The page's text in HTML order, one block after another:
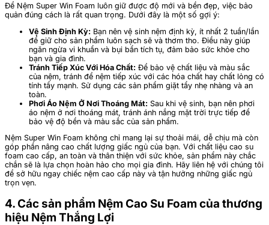
Để Nệm Super Win Foam luôn giữ được độ mới và bền đẹp, việc bảo
quản đúng cách là rất quan trọng. Dưới đây là một số gợi ý:
Vệ Sinh Định Kỳ: Bạn nên vệ sinh nệm định kỳ, ít nhất 2 tuần/lần
để giữ cho sản phẩm luôn sạch sẽ và thơm tho. Điều này giúp
ngăn ngừa vi khuẩn và bụi bẩn tích tụ, đảm bảo sức khỏe cho
bạn và gia đình.
Tránh Tiếp Xúc Với Hóa Chất: Để bảo vệ chất liệu và màu sắc
của nệm, tránh để nệm tiếp xúc với các hóa chất hay chất lỏng có
tính tẩy mạnh. Sử dụng các sản phẩm giặt tẩy nhẹ nhàng và an
toàn.
Phơi Áo Nệm Ở Nơi Thoáng Mát: Sau khi vệ sinh, bạn nên phơi
áo nệm ở nơi thoáng mát, tránh ánh nắng mặt trời trực tiếp để
bảo vệ độ bền và màu sắc của sản phẩm.
Nệm Super Win Foam không chỉ mang lại sự thoải mái, dễ chịu mà còn
góp phần nâng cao chất lượng giấc ngủ của bạn. Với chất liệu cao su
foam cao cấp, an toàn và thân thiện với sức khỏe, sản phẩm này chắc
chắn sẽ là lựa chọn hoàn hảo cho mọi gia đình. Hãy liên hệ với chúng tôi
để sở hữu ngay chiếc nệm cao cấp này và tận hưởng những giấc ngủ
trọn vẹn.
4. Các sản phẩm Nệm Cao Su Foam của thương
hiệu Nệm Thắng Lợi